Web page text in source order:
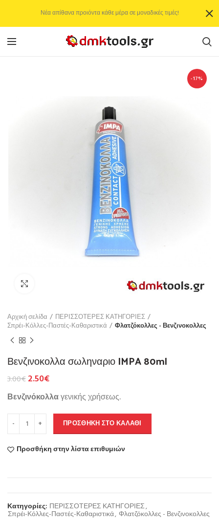
-17%
Αρχική σελίδα
ΠΕΡΙΣΣΟΤΕΡΕΣ ΚΑΤΗΓΟΡΙΕΣ
Σπρέι-Κόλλες-Παστές-Καθαριστικά
Φλατζόκολλες - Βενζινοκολλες
Βενζινοκολλα σωληναριο IMPA 80ml
3.00€2.50€
Βενζινόκολλαγενικής χρήσεως.
ΠΡΟΣΘΉΚΗ ΣΤΟ ΚΑΛΆΘΙ
Προσθήκη στην λίστα επιθυμιών
Κατηγορίες: ΠΕΡΙΣΣΟΤΕΡΕΣ ΚΑΤΗΓΟΡΙΕΣ,
Σπρέι-Κόλλες-Παστές-Καθαριστικά, Φλατζόκολλες - Βενζινοκολλες
Νέα απίθανα προιόντα κάθε μέρα σε μοναδικές τιμές!